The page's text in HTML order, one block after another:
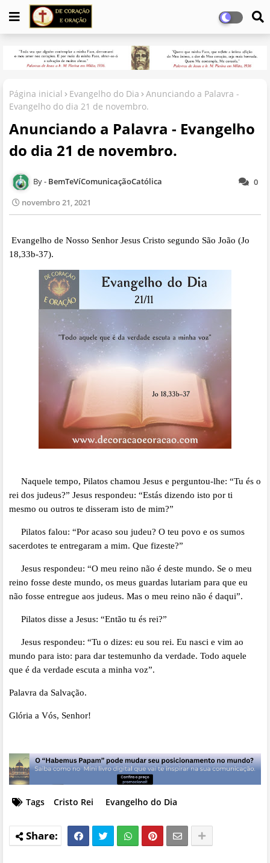
Página inicial Evangelho do Dia
Anunciando a Palavra -
Evangelho do dia 21 de novembro.
Anunciando a Palavra - Evangelho
do dia 21 de novembro.
0
BemTeVíComunicaçãoCatólica
novembro 21, 2021
Evangelho de Nosso Senhor Jesus Cristo segundo São João (Jo
18,33b-37).
Naquele tempo, Pilatos chamou Jesus e perguntou-lhe: “Tu és o
rei dos judeus?” Jesus respondeu: “Estás dizendo isto por ti
mesmo ou outros te disseram isto de mim?”
Pilatos falou: “Por acaso sou judeu? O teu povo e os sumos
sacerdotes te entregaram a mim. Que fizeste?”
Jesus respondeu: “O meu reino não é deste mundo. Se o meu
reino fosse deste mundo, os meus guardas lutariam para que eu
não fosse entregue aos judeus. Mas o meu reino não é daqui”.
Pilatos disse a Jesus: “Então tu és rei?”
Jesus respondeu: “Tu o dizes: eu sou rei. Eu nasci e vim ao
mundo para isto: para dar testemunho da verdade. Todo aquele
que é da verdade escuta a minha voz”.
Palavra da Salvação.
Glória a Vós, Senhor!
Tags Cristo Rei Evangelho do Dia